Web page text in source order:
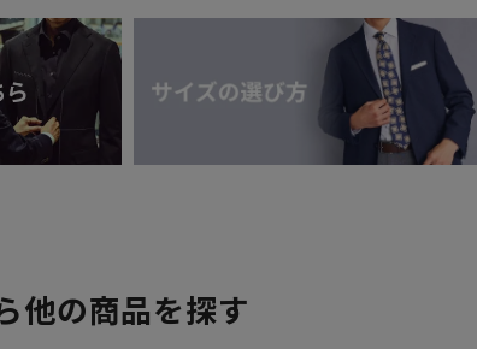
他の商品を探す